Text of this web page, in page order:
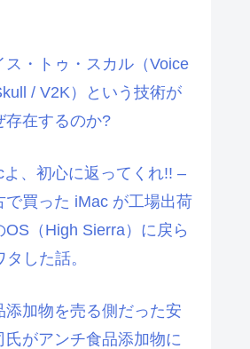
ス・トゥ・スカル（Voice
/ V2K）という技術が
存在するのか?
よ、初心に返ってくれ!! –
で買った iMac が工場出荷
OS（High Sierra）に戻ら
した話。
添加物を売る側だった安
氏がアンチ食品添加物に